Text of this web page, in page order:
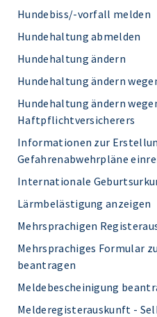
Hundebiss/-vorfall melden
Hundehaltung abmelden
Hundehaltung ändern
Hundehaltung ändern
Hundehaltung ändern
Haftpflichtversicherers
Informationen zur
Gefahrenabwehrpläne
Internationale
Lärmbelästigung anzeigen
Mehrsprachigen
Mehrsprachiges Formular
beantragen
Meldebescheinigung
Melderegisterauskunft -